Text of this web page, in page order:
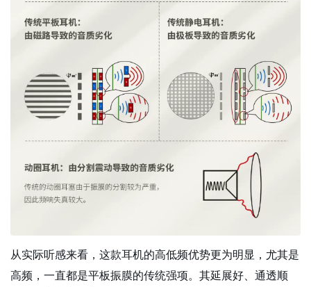
从实际听感来看，这款耳机的高低频优势更为明显，尤其是
高频，一直都是平板振膜的传统强项。其延展好、通透顺